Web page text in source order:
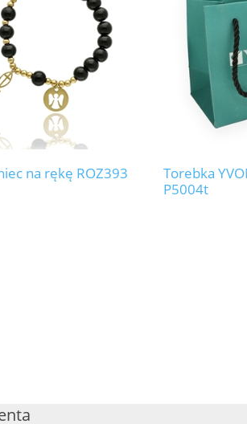
na rękę ROZ393
Torebka
P5004t